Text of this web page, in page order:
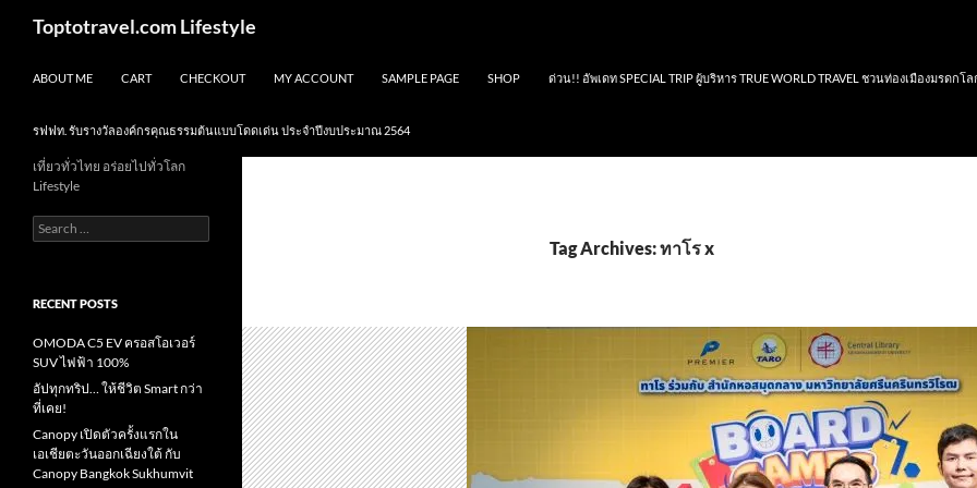
Toptotravel.com Lifestyle
ABOUT ME CART CHECKOUT MY ACCOUNT SAMPLE PAGE SHOP ด่วน!! อัพเดท SPECIAL TRIP ผู้บริหาร TRUE WORLD TRAVEL ชวนท่องเมืองมรดกโล
รฟฟท. รับรางวัลองค์กรคุณธรรมต้นแบบโดดเด่น ประจำปีงบประมาณ 2564
Tag Archives: ทาโร x
เที่ยวทั่วไทย อร่อยไปทั่วโลก
Lifestyle
Search
for:
RECENT POSTS
OMODA C5 EV ครอสโอเวอร์
SUV ไฟฟ้า 100%
อัปทุกทริป… ให้ชีวิต Smart กว่า
ที่เคย!
Canopy เปิดตัวครั้งแรกใน
เอเชียตะวันออกเฉียงใต้ กับ
Canopy Bangkok Sukhumvit